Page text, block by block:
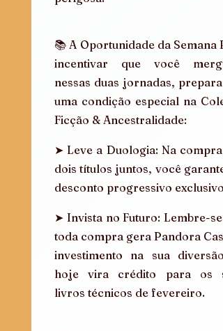
📚 A Oportunidade da Semana
incentivar que você
nessas duas jornadas,
uma condição especial na
Ficção & Ancestralidade:
➤ Leve a Duologia: Na compra
dois títulos juntos, você garante
desconto progressivo exclusivo.
➤ Invista no Futuro: Lembre-se
toda compra gera Pandora
investimento na sua
hoje vira crédito para os
livros técnicos de fevereiro.